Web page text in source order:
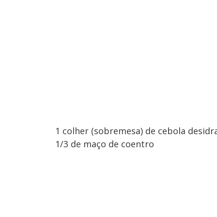
1 colher (sobremesa) de cebola
1/3 de maço de coentro